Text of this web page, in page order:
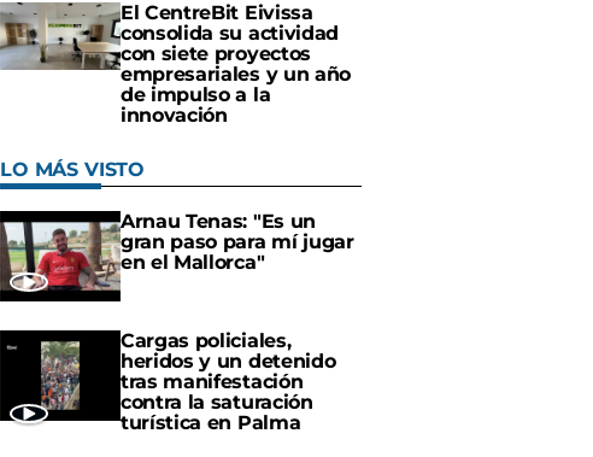
El CentreBit Eivissa
consolida su actividad
con siete proyectos
empresariales y un año
de impulso a la
innovación
LO MÁS VISTO
Arnau Tenas: "Es un
gran paso para mí jugar
en el Mallorca"
Cargas policiales,
heridos y un detenido
tras manifestación
contra la saturación
turística en Palma